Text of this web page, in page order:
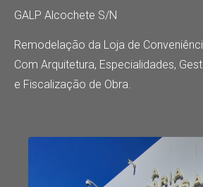
GALP Alcochete S/N
Remodelação da Loja de
Com Arquitetura, Especialidades,
e Fiscalização de Obra.